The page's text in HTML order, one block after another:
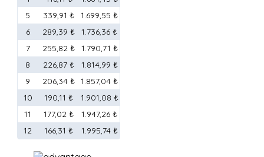
5
339,91 ₺
1.699,55 ₺
6
289,39 ₺
1.736,36 ₺
7
255,82 ₺
1.790,71 ₺
8
226,87 ₺
1.814,99 ₺
9
206,34 ₺ 1.857,04 ₺
10
190,11 ₺
1.901,08 ₺
11
177,02 ₺
1.947,26 ₺
12
166,31 ₺ 1.995,74 ₺